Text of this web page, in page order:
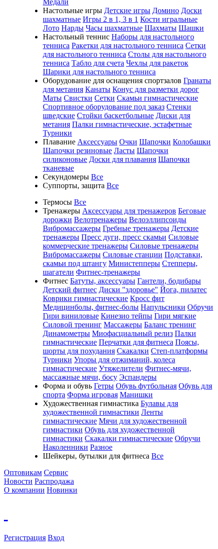
Медали
Настольные игры Детские игры Домино Доски
шахматные Игры 2 в 1, 3 в 1 Кости игральные
Лото Нарды Часы шахматные Шахматы Шашки
Настольный теннис Наборы для настольного
тенниса Ракетки для настольного тенниса Сетки
для настольного тенниса Столы для настольного
тенниса Табло для счета Чехлы для ракеток
Шарики для настольного тенниса
Оборудование для оснащения спортзалов Гранаты
для метания Канаты Конус для разметки дорог
Маты Свистки Сетки Скамьи гимнастические
Спортивное оборудование под заказ Стенки
шведские Стойки баскетбольные Диски для
метания Палки гимнастические, эстафетные
Турники
Плавание Аксессуары Очки Шапочки Колобашки
Шапочки резиновые Ласты Шапочки
силиконовые Доски для плавания Шапочки
тканевые
Секундомеры Все
Суппорты, защита Все
Термосы Все
Тренажеры Аксессуары для тренажеров Беговые
дорожки Велотренажеры Велоэллипсоиды
Вибромассажеры Гребные тренажеры Детские
тренажеры Пресс дуги, пресс скамьи Силовые
коммерческие тренажеры Силовые тренажеры
Вибромассажеры Силовые станции Подставки,
скамьи под штангу Министепперы Степперы,
шагатели Фитнес-тренажеры
Фитнес Батуты, аксессуары Гантели, бодибары
Детский фитнес Диски "здоровье" Йога, пилатес
Коврики гимнастические Кросс фит
Медицинболы, фитнес-болы Напульсники Обручи
Гири виниловые Кинезио тейпы Гири мягкие
Силовой тренинг Массажеры Баланс тренинг
Динамометры Миофасциальный релиз Палки
гимнастические Перчатки для фитнеса Поясы,
шорты для похудания Скакалки Степ-платформы
Турники Упоры для отжиманий, колеса
гимнастические Утяжелители Фитнес-мячи,
массажные мячи, босу Эспандеры
Форма и обувь Гетры Обувь футбольная Обувь для
спорта Форма игровая Манишки
Художественная гимнастика Булавы для
художественной гимнастики Ленты
гимнастические Мячи для художественной
гимнастики Обувь для художественной
гимнастики Скакалки гимнастические Обручи
Наколенники Разное
Шейкеры, бутылки для фитнеса Все
Оптовикам Сервис
Новости Распродажа
О компании Новинки
Регистрация Вход